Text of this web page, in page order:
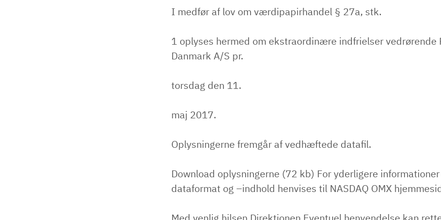
I medfør af lov om værdipapirhandel § 27a, stk.
1 oplyses hermed om ekstraordinære indfrielser vedrørende
Danmark A/S pr.
torsdag den 11.
maj 2017.
Oplysningerne fremgår af vedhæftede datafil.
Download oplysningerne (72 kb) For yderligere
dataformat og –indhold henvises til NASDAQ OMX